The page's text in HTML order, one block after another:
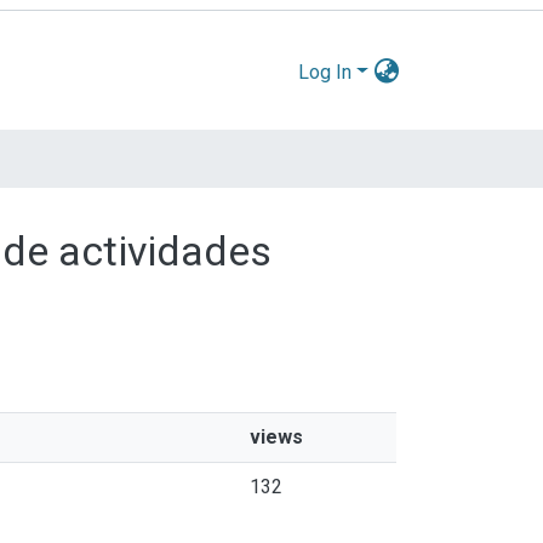
Log In
actividades
views
132